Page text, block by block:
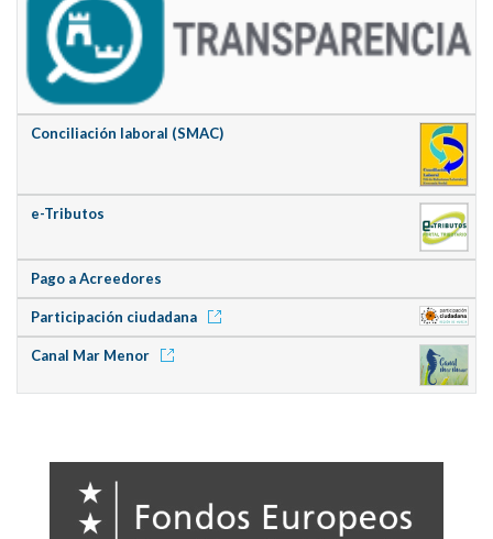
Conciliación laboral (SMAC)
e-Tributos
Pago a Acreedores
Participación ciudadana
Canal Mar Menor